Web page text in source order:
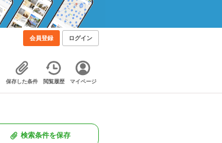
会員登録 ログイン
保存した条件 閲覧履歴 マイページ
検索条件を保存